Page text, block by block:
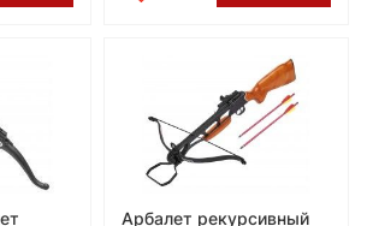
Арбалет рекурсивный